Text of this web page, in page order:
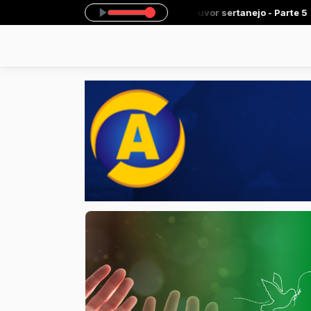
19:00 às 20:00 - Tocando agora: Louvor sertanejo - Parte 5